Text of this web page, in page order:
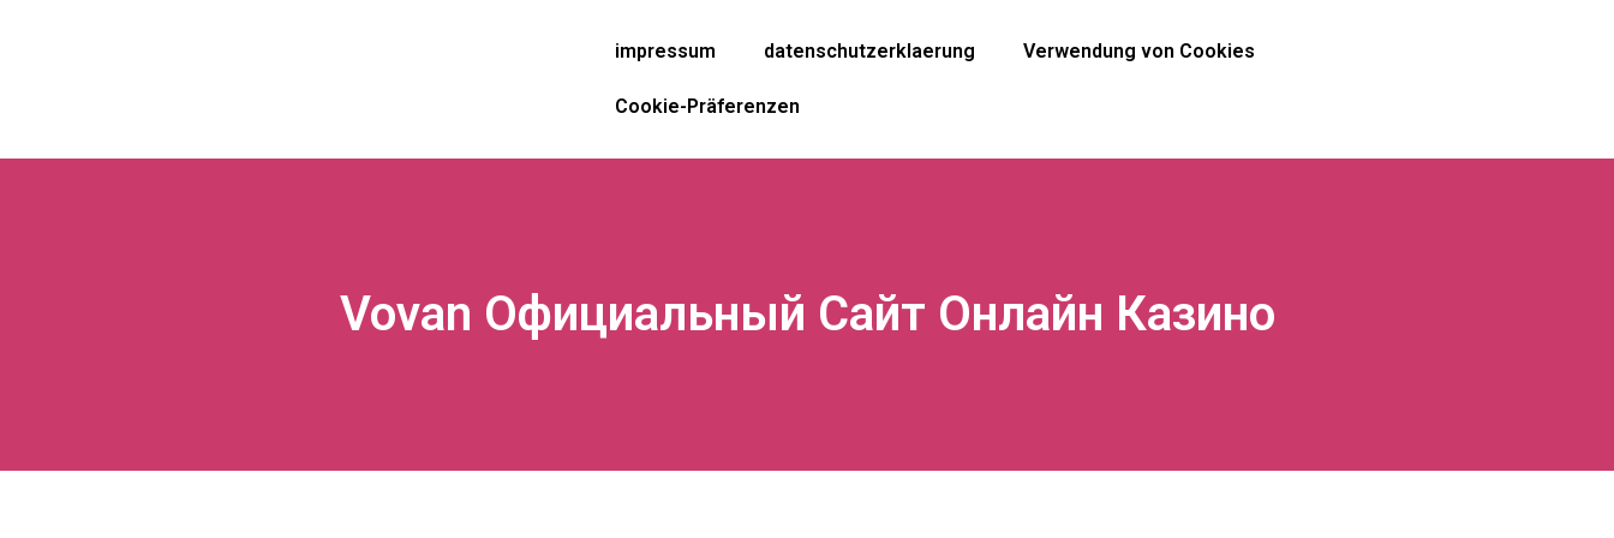
impressum datenschutzerklaerung Verwendung von Cookies
Cookie-Präferenzen
Vovan Официальный Сайт Онлайн Казино